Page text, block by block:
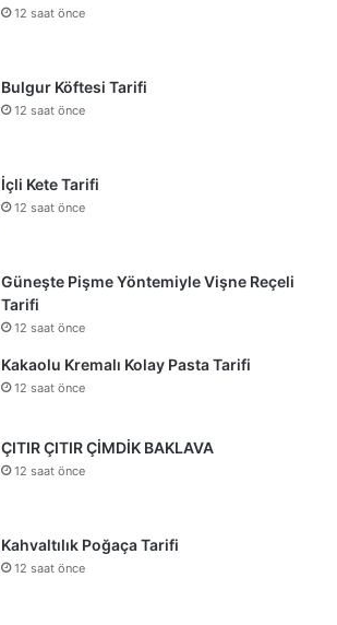
12 saat önce
Bulgur Köftesi Tarifi
12 saat önce
İçli Kete Tarifi
12 saat önce
Güneşte Pişme Yöntemiyle Vişne Reçeli
Tarifi
12 saat önce
Kakaolu Kremalı Kolay Pasta Tarifi
12 saat önce
ÇITIR ÇITIR ÇİMDİK BAKLAVA
12 saat önce
Kahvaltılık Poğaça Tarifi
12 saat önce